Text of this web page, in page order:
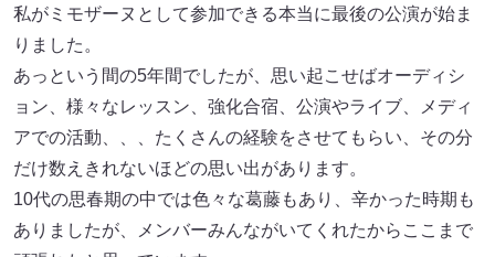
私がミモザーヌとして参加できる本当に最後の公演が始ま
りました。
あっという間の5年間でしたが、思い起こせばオーディシ
ョン、様々なレッスン、強化合宿、公演やライブ、メディ
アでの活動、、、たくさんの経験をさせてもらい、その分
だけ数えきれないほどの思い出があります。
10代の思春期の中では色々な葛藤もあり、辛かった時期も
ありましたが、メンバーみんながいてくれたからここまで